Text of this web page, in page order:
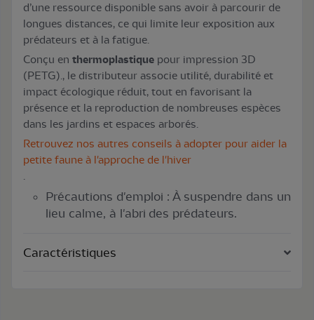
d’une ressource disponible sans avoir à parcourir de
longues distances, ce qui limite leur exposition aux
prédateurs et à la fatigue.
Conçu en thermoplastique pour impression 3D
(PETG)., le distributeur associe utilité, durabilité et
impact écologique réduit, tout en favorisant la
présence et la reproduction de nombreuses espèces
dans les jardins et espaces arborés.
Retrouvez nos autres conseils à adopter pour aider la
petite faune à l'approche de l'hiver
.
Précautions d'emploi : À suspendre dans un
lieu calme, à l'abri des prédateurs.
Caractéristiques